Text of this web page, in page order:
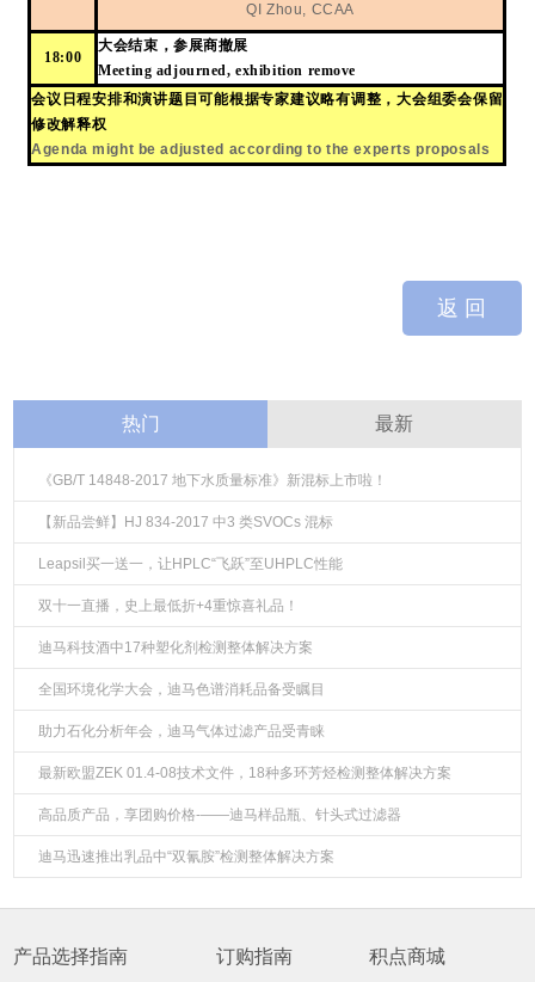
QI Zhou, CCAA
18:00
大会结束，参展商撤展
Meeting adjourned, exhibition remove
会议日程安排和演讲题目可能根据专家建议略有调整，大会组委会保留
修改解释权
Agenda might be adjusted according to the experts proposals
返 回
热门 最新
《GB/T 14848-2017 地下水质量标准》新混标上市啦！
【新品尝鲜】HJ 834-2017 中3 类SVOCs 混标
Leapsil买一送一，让HPLC“飞跃”至UHPLC性能
双十一直播，史上最低折+4重惊喜礼品！
迪马科技酒中17种塑化剂检测整体解决方案
全国环境化学大会，迪马色谱消耗品备受瞩目
助力石化分析年会，迪马气体过滤产品受青睐
最新欧盟ZEK 01.4-08技术文件，18种多环芳烃检测整体解决方案
高品质产品，享团购价格-——迪马样品瓶、针头式过滤器
迪马迅速推出乳品中“双氰胺”检测整体解决方案
产品选择指南 订购指南 积点商城